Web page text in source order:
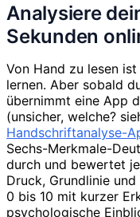
Analysiere
Sekunden
Von Hand zu lesen
lernen. Aber sobald
übernimmt eine App
(unsicher, welche?
Handschriftanalyse-
Sechs-Merkmale-
durch und bewertet
Druck, Grundlinie
0 bis 10 mit kurzer
psychologische